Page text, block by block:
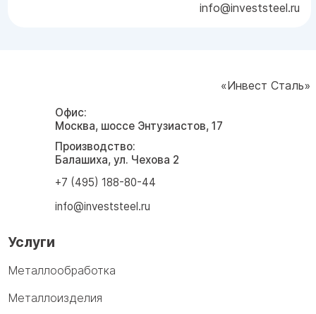
info@investsteel.ru
«Инвест Сталь»
Офис:
Москва, шоссе Энтузиастов, 17
Производство:
Балашиха, ул. Чехова 2
+7 (495) 188-80-44
info@investsteel.ru
Услуги
Металлообработка
Металлоизделия